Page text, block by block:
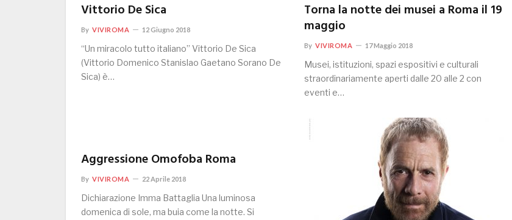
Vittorio De Sica
By VIVIROMA 12 Giugno 2018
“Un miracolo tutto italiano” Vittorio De Sica
(Vittorio Domenico Stanislao Gaetano Sorano De
Sica) è…
Torna la notte dei musei a Roma il 19
maggio
By VIVIROMA 17 Maggio 2018
Musei, istituzioni, spazi espositivi e culturali
straordinariamente aperti dalle 20 alle 2 con
eventi e…
Aggressione Omofoba Roma
By VIVIROMA 22 Aprile 2018
Dichiarazione Imma Battaglia Una luminosa
domenica di sole, ma buia come la notte. Si